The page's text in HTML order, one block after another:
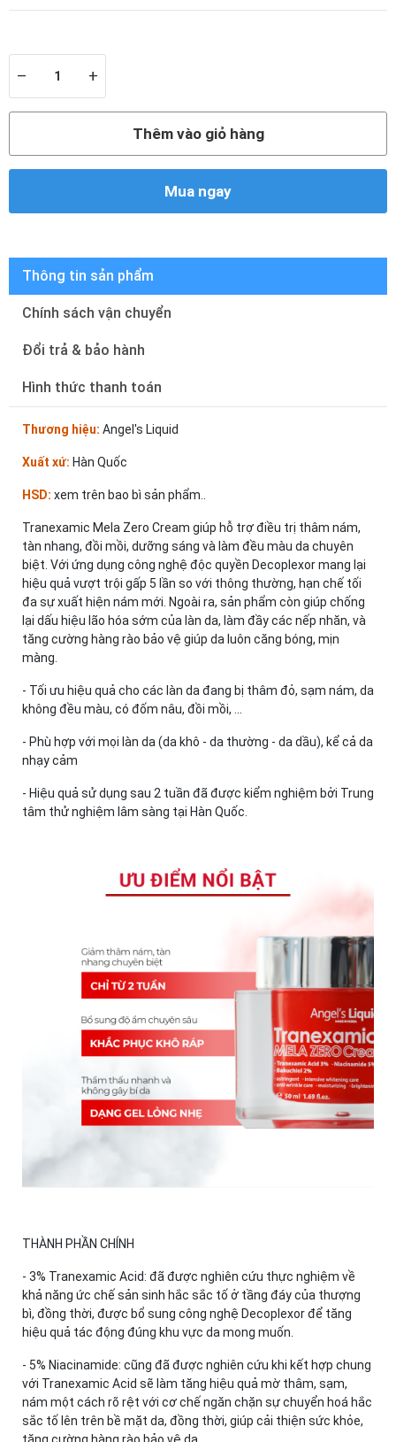
– +
Thêm vào giỏ hàng
Mua ngay
Thông tin sản phẩm
Chính sách vận chuyển
Đổi trả & bảo hành
Hình thức thanh toán
Thương hiệu: Angel's Liquid
Xuất xứ: Hàn Quốc
HSD: xem trên bao bì sản phẩm..
Tranexamic Mela Zero Cream giúp hỗ trợ điều trị thâm nám,
tàn nhang, đồi mồi, dưỡng sáng và làm đều màu da chuyên
biệt. Với ứng dụng công nghệ độc quyền Decoplexor mang lại
hiệu quả vượt trội gấp 5 lần so với thông thường, hạn chế tối
đa sự xuất hiện nám mới. Ngoài ra, sản phẩm còn giúp chống
lại dấu hiệu lão hóa sớm của làn da, làm đầy các nếp nhăn, và
tăng cường hàng rào bảo vệ giúp da luôn căng bóng, mịn
màng.
- Tối ưu hiệu quả cho các làn da đang bị thâm đỏ, sạm nám, da
không đều màu, có đốm nâu, đồi mồi, ...
- Phù hợp với mọi làn da (da khô - da thường - da dầu), kể cả da
nhạy cảm
- Hiệu quả sử dụng sau 2 tuần đã được kiểm nghiệm bởi Trung
tâm thử nghiệm lâm sàng tại Hàn Quốc.
THÀNH PHẦN CHÍNH
- 3% Tranexamic Acid: đã được nghiên cứu thực nghiệm về
khả năng ức chế sản sinh hắc sắc tố ở tầng đáy của thượng
bì, đồng thời, được bổ sung công nghệ Decoplexor để tăng
hiệu quả tác động đúng khu vực da mong muốn.
- 5% Niacinamide: cũng đã được nghiên cứu khi kết hợp chung
với Tranexamic Acid sẽ làm tăng hiệu quả mờ thâm, sạm,
nám một cách rõ rệt với cơ chế ngăn chặn sự chuyển hoá hắc
sắc tố lên trên bề mặt da, đồng thời, giúp cải thiện sức khỏe,